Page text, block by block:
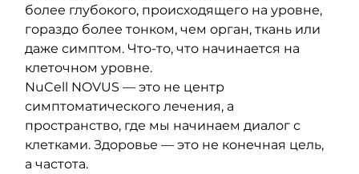
более глубокого, происходящего на уровне,
гораздо более тонком, чем орган, ткань или
даже симптом. Что-то, что начинается на
клеточном уровне.
NuCell NOVUS — это не центр
симптоматического лечения, а
пространство, где мы начинаем диалог с
клетками. Здоровье — это не конечная цель,
а частота.